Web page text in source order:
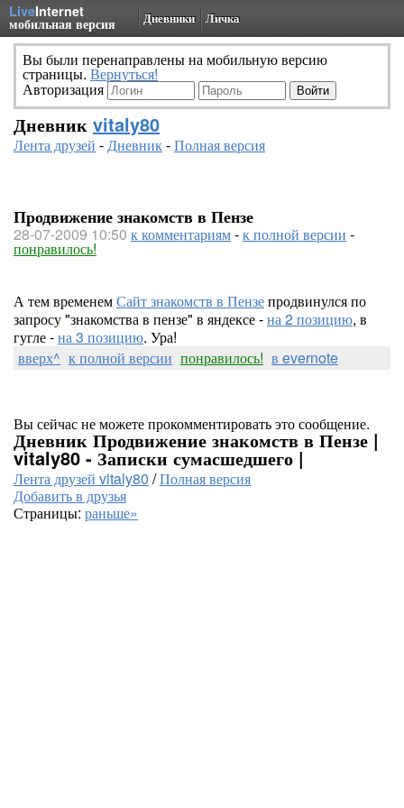
LiveInternet
мобильная версия Дневники Личка
Вы были перенаправлены на мобильную версию
страницы. Вернуться!
Авторизация
Дневник vitaly80
Лента друзей -Дневник-Полная версия
Продвижение знакомств в Пензе
28-07-2009 10:50 к комментариям-к полной версии -
понравилось!
А тем временемСайт знакомств в Пензепродвинулся по
запросу "знакомства в пензе" в яндексе -на 2 позицию, в
гугле -на 3 позицию. Ура!
вверх^ к полной версии понравилось! в evernote
Вы сейчас не можете прокомментировать это сообщение.
Дневник Продвижение знакомств в Пензе |
vitaly80 - Записки сумасшедшего |
Лента друзей vitaly80 /Полная версия
Добавить в друзья
Страницы: раньше»